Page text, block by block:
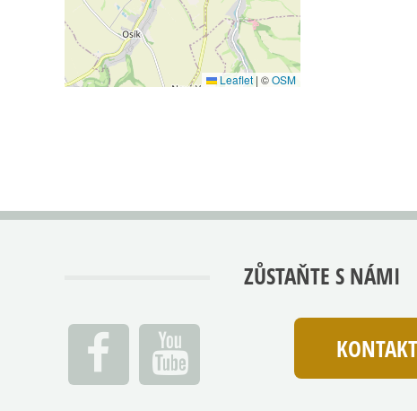
Leaflet | ©OSM
ZŮSTAŇTE S NÁMI